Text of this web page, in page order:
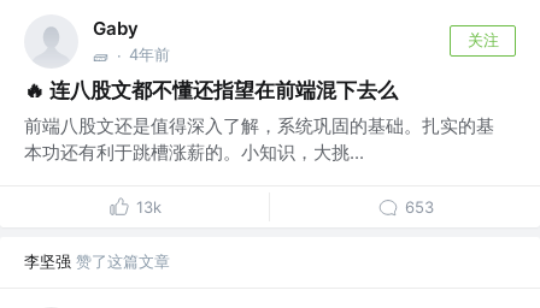
Gaby
🧱 · 4年前
关注
🔥 连八股文都不懂还指望在前端混下去么
前端八股文还是值得深入了解，系统巩固的基础。扎实的基
本功还有利于跳槽涨薪的。小知识，大挑...
13k 653
李坚强 赞了这篇文章